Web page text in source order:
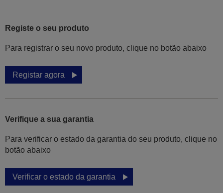
Registe o seu produto
Para registrar o seu novo produto, clique no botão abaixo
Registar agora
Verifique a sua garantia
Para verificar o estado da garantia do seu produto, clique no
botão abaixo
Verificar o estado da garantia